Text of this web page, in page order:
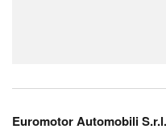
Euromotor Automobili